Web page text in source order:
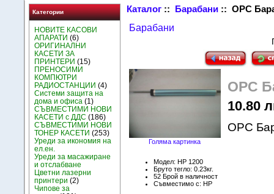
Категории
НОВИТЕ КАСОВИ
АПАРАТИ (6)
ОРИГИНАЛНИ
КАСЕТИ ЗА
ПРИНТЕРИ (15)
ПРЕНОСИМИ
КОМПЮТРИ
РАДИОСТАНЦИИ (4)
Системи защита на
дома и офиса (1)
СЪВМЕСТИМИ НОВИ
КАСЕТИ с ДДС (186)
СЪВМЕСТИМИ НОВИ
ТОНЕР КАСЕТИ (253)
Уреди за икономия на
ел.ен.
Уреди за масажиране
и отслабване
Цветни лазерни
принтери (2)
Чипове за
Каталог :: Барабани :: OPC
Барабани
Голяма картинка
OPC
10.80
OPC
Модел: HP 1200
Бруто тегло: 0.23кг.
52 Брой в наличност
Съвместимо с: HP